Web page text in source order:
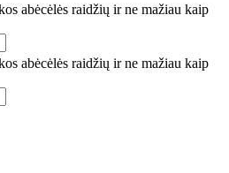
abėcėlės raidžių ir ne mažiau kaip
abėcėlės raidžių ir ne mažiau kaip